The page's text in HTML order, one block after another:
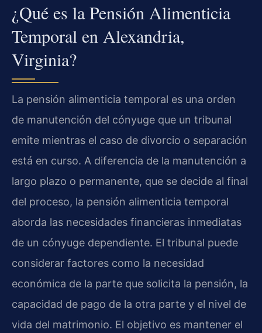
¿Qué es la Pensión Alimenticia
Temporal en Alexandria,
Virginia?
La pensión alimenticia temporal es una orden
de manutención del cónyuge que un tribunal
emite mientras el caso de divorcio o separación
está en curso. A diferencia de la manutención a
largo plazo o permanente, que se decide al final
del proceso, la pensión alimenticia temporal
aborda las necesidades financieras inmediatas
de un cónyuge dependiente. El tribunal puede
considerar factores como la necesidad
económica de la parte que solicita la pensión, la
capacidad de pago de la otra parte y el nivel de
vida del matrimonio. El objetivo es mantener el